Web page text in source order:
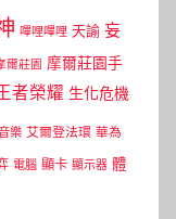
嗶哩嗶哩 天諭 妄
爾莊園 摩爾莊園手
者榮耀 生化危機
樂 艾爾登法環 華為
電腦 顯卡 顯示器 體